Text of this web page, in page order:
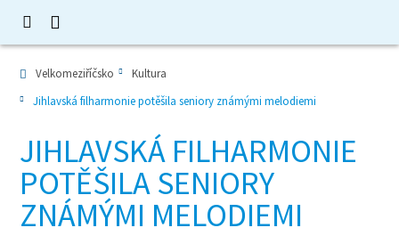
Velkomeziříčsko
Kultura
Jihlavská filharmonie potěšila seniory známými melodiemi
JIHLAVSKÁ FILHARMONIE
POTĚŠILA SENIORY
ZNÁMÝMI MELODIEMI